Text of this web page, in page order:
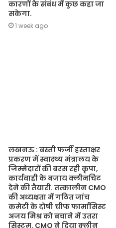
कारणों के संबंध में कुछ कहा जा
सकेगा.
1 week ago
लखनऊ : बस्ती फर्जी हस्ताक्षर
प्रकरण में स्वास्थ्य मंत्रालय के
जिम्मेदारों की बरस रही कृपा,
कार्यवाही के बजाय क्लीनचिट
देने की तैयारी. तत्कालीन CMO
की अध्यक्षता में गठित जांच
कमेटी के दोषी चीफ फार्मासिस्ट
अजय मिश्र को बचाने में उतरा
सिस्टम. CMO ने दिया क्लीन